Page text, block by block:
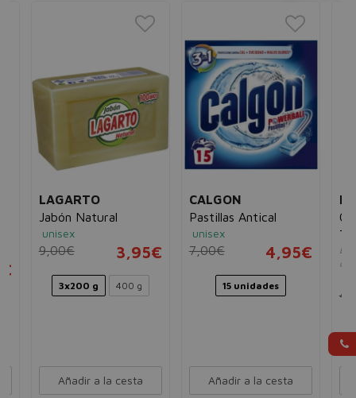
LAGARTO
Jabón Natural
unisex
9,00€ 3,95€
3x200 g 400 g
Añadir a la cesta
CALGON
Pastillas Antical
unisex
7,00€ 4,95€
15 unidades
Añadir a la cesta